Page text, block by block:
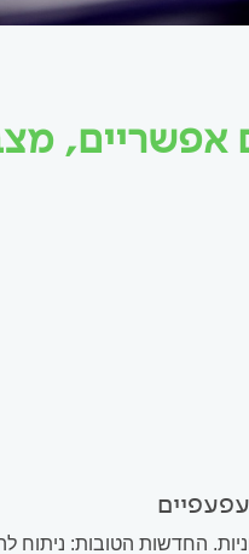
אפשריים,
החדשות הטובות: